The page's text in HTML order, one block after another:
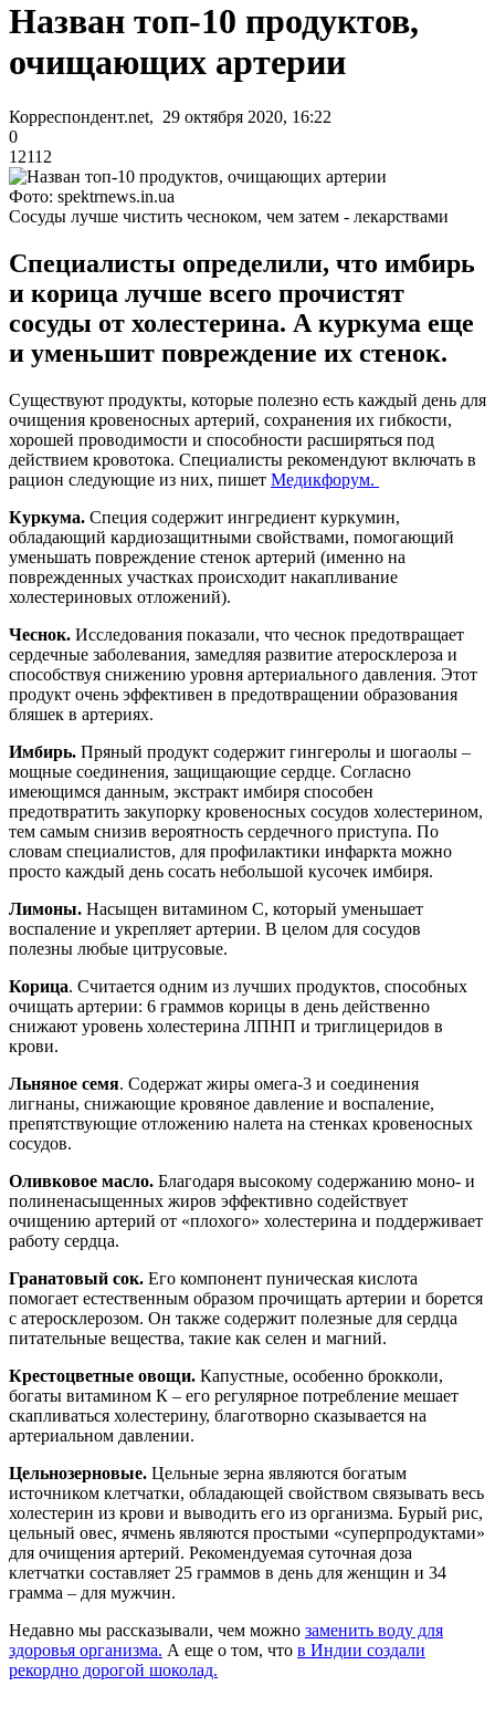
Назван топ-10 продуктов,
очищающих артерии
Корреспондент.net, 29 октября 2020, 16:22
0
12112
Фото: spektrnews.in.ua
Сосуды лучше чистить чесноком, чем затем - лекарствами
Специалисты определили, что имбирь
и корица лучше всего прочистят
сосуды от холестерина. А куркума еще
и уменьшит повреждение их стенок.
Существуют продукты, которые полезно есть каждый день для
очищения кровеносных артерий, сохранения их гибкости,
хорошей проводимости и способности расширяться под
действием кровотока. Специалисты рекомендуют включать в
рацион следующие из них, пишет Медикфорум.
Куркума. Специя содержит ингредиент куркумин,
обладающий кардиозащитными свойствами, помогающий
уменьшать повреждение стенок артерий (именно на
поврежденных участках происходит накапливание
холестериновых отложений).
Чеснок. Исследования показали, что чеснок предотвращает
сердечные заболевания, замедляя развитие атеросклероза и
способствуя снижению уровня артериального давления. Этот
продукт очень эффективен в предотвращении образования
бляшек в артериях.
Имбирь. Пряный продукт содержит гингеролы и шогаолы –
мощные соединения, защищающие сердце. Согласно
имеющимся данным, экстракт имбиря способен
предотвратить закупорку кровеносных сосудов холестерином,
тем самым снизив вероятность сердечного приступа. По
словам специалистов, для профилактики инфаркта можно
просто каждый день сосать небольшой кусочек имбиря.
Лимоны. Насыщен витамином С, который уменьшает
воспаление и укрепляет артерии. В целом для сосудов
полезны любые цитрусовые.
Корица. Считается одним из лучших продуктов, способных
очищать артерии: 6 граммов корицы в день действенно
снижают уровень холестерина ЛПНП и триглицеридов в
крови.
Льняное семя. Содержат жиры омега-3 и соединения
лигнаны, снижающие кровяное давление и воспаление,
препятствующие отложению налета на стенках кровеносных
сосудов.
Оливковое масло. Благодаря высокому содержанию моно- и
полиненасыщенных жиров эффективно содействует
очищению артерий от «плохого» холестерина и поддерживает
работу сердца.
Гранатовый сок. Его компонент пуническая кислота
помогает естественным образом прочищать артерии и борется
с атеросклерозом. Он также содержит полезные для сердца
питательные вещества, такие как селен и магний.
Крестоцветные овощи. Капустные, особенно брокколи,
богаты витамином К – его регулярное потребление мешает
скапливаться холестерину, благотворно сказывается на
артериальном давлении.
Цельнозерновые. Цельные зерна являются богатым
источником клетчатки, обладающей свойством связывать весь
холестерин из крови и выводить его из организма. Бурый рис,
цельный овес, ячмень являются простыми «суперпродуктами»
для очищения артерий. Рекомендуемая суточная доза
клетчатки составляет 25 граммов в день для женщин и 34
грамма – для мужчин.
Недавно мы рассказывали, чем можно заменить воду для
здоровья организма. А еще о том, что в Индии создали
рекордно дорогой шоколад.